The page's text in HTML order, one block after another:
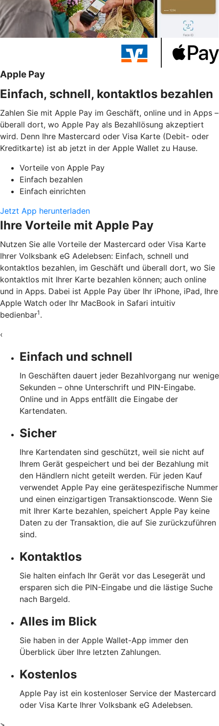
Apple Pay
Einfach, schnell, kontaktlos bezahlen
Zahlen Sie mit Apple Pay im Geschäft, online und in Apps –
überall dort, wo Apple Pay als Bezahllösung akzeptiert
wird. Denn Ihre Mastercard oder Visa Karte (Debit- oder
Kreditkarte) ist ab jetzt in der Apple Wallet zu Hause.
Vorteile von Apple Pay
Einfach bezahlen
Einfach einrichten
Jetzt App herunterladen
Ihre Vorteile mit Apple Pay
Nutzen Sie alle Vorteile der Mastercard oder Visa Karte
Ihrer Volksbank eG Adelebsen: Einfach, schnell und
kontaktlos bezahlen, im Geschäft und überall dort, wo Sie
kontaktlos mit Ihrer Karte bezahlen können; auch online
und in Apps. Dabei ist Apple Pay über Ihr iPhone, iPad, Ihre
Apple Watch oder Ihr MacBook in Safari intuitiv
bedienbar1 .
‹
Einfach und schnell
In Geschäften dauert jeder Bezahlvorgang nur wenige
Sekunden – ohne Unterschrift und PIN-Eingabe.
Online und in Apps entfällt die Eingabe der
Kartendaten.
Sicher
Ihre Kartendaten sind geschützt, weil sie nicht auf
Ihrem Gerät gespeichert und bei der Bezahlung mit
den Händlern nicht geteilt werden. Für jeden Kauf
verwendet Apple Pay eine gerätespezifische Nummer
und einen einzigartigen Transaktionscode. Wenn Sie
mit Ihrer Karte bezahlen, speichert Apple Pay keine
Daten zu der Transaktion, die auf Sie zurückzuführen
sind.
Kontaktlos
Sie halten einfach Ihr Gerät vor das Lesegerät und
ersparen sich die PIN-Eingabe und die lästige Suche
nach Bargeld.
Alles im Blick
Sie haben in der Apple Wallet-App immer den
Überblick über Ihre letzten Zahlungen.
Kostenlos
Apple Pay ist ein kostenloser Service der Mastercard
oder Visa Karte Ihrer Volksbank eG Adelebsen.